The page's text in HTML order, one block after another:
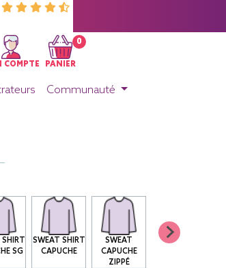
COMPTE
0
PANIER
Communauté
SHIRT
SG
SWEAT SHIRT
CAPUCHE
SWEAT
CAPUCHE
ZIPPÉ